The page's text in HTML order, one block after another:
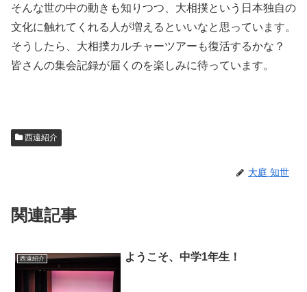
そんな世の中の動きも知りつつ、大相撲という日本独自の
文化に触れてくれる人が増えるといいなと思っています。
そうしたら、大相撲カルチャーツアーも復活するかな？
皆さんの集会記録が届くのを楽しみに待っています。
西遠紹介
大庭 知世
関連記事
西遠紹介 ようこそ、中学1年生！